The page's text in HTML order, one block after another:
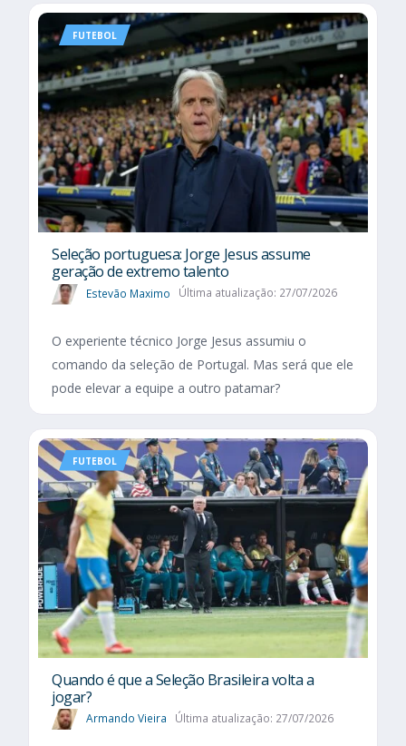
FUTEBOL
Seleção portuguesa: Jorge Jesus assume
geração de extremo talento
Estevão Maximo Última atualização: 27/07/2026
O experiente técnico Jorge Jesus assumiu o
comando da seleção de Portugal. Mas será que ele
pode elevar a equipe a outro patamar?
FUTEBOL
Quando é que a Seleção Brasileira volta a
jogar?
Armando Vieira Última atualização: 27/07/2026